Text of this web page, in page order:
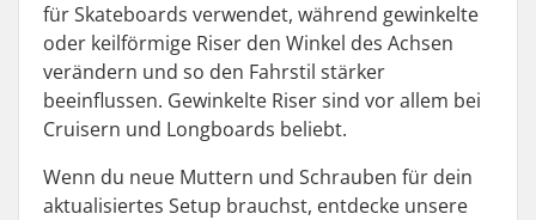
für Skateboards verwendet, während gewinkelte
oder keilförmige Riser den Winkel des Achsen
verändern und so den Fahrstil stärker
beeinflussen. Gewinkelte Riser sind vor allem bei
Cruisern und Longboards beliebt.
Wenn du neue Muttern und Schrauben für dein
aktualisiertes Setup brauchst, entdecke unsere